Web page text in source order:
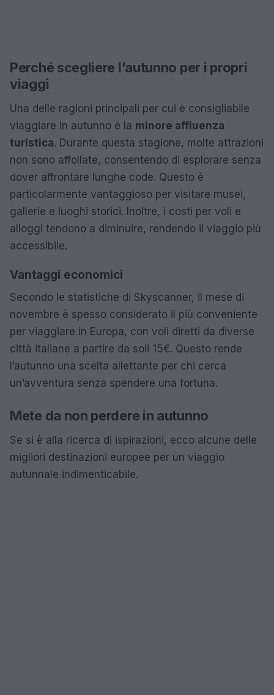
Perché scegliere l’autunno per i propri
viaggi
Una delle ragioni principali per cui è consigliabile
viaggiare in autunno è la minore affluenza
turistica. Durante questa stagione, molte attrazioni
non sono affollate, consentendo di esplorare senza
dover affrontare lunghe code. Questo è
particolarmente vantaggioso per visitare musei,
gallerie e luoghi storici. Inoltre, i costi per voli e
alloggi tendono a diminuire, rendendo il viaggio più
accessibile.
Vantaggi economici
Secondo le statistiche di Skyscanner, il mese di
novembre è spesso considerato il più conveniente
per viaggiare in Europa, con voli diretti da diverse
città italiane a partire da soli 15€. Questo rende
l’autunno una scelta allettante per chi cerca
un’avventura senza spendere una fortuna.
Mete da non perdere in autunno
Se si è alla ricerca di ispirazioni, ecco alcune delle
migliori destinazioni europee per un viaggio
autunnale indimenticabile.